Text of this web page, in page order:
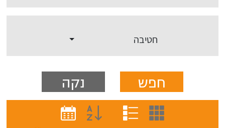
חטיבה
חפש נקה